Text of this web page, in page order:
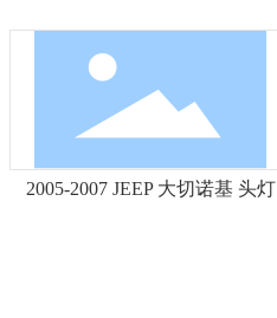
2005-2007 JEEP 大切诺基 头灯